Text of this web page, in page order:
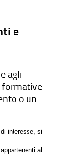
e
agli
formative
o un
interesse, si
al